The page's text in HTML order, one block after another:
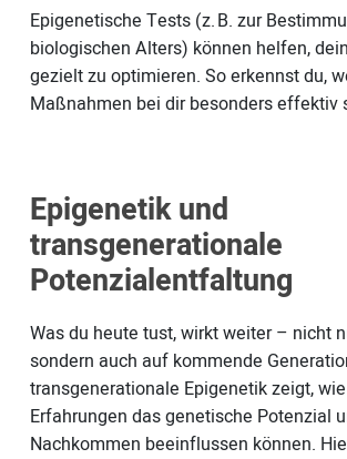
Epigenetische Tests (z. B. zur
biologischen Alters) können helfen,
gezielt zu optimieren. So erkennst du,
Maßnahmen bei dir besonders effektiv
Epigenetik und
transgenerationale
Potenzialentfaltung
Was du heute tust, wirkt weiter – nicht
sondern auch auf kommende
transgenerationale Epigenetik zeigt,
Erfahrungen das genetische Potenzial
Nachkommen beeinflussen können.